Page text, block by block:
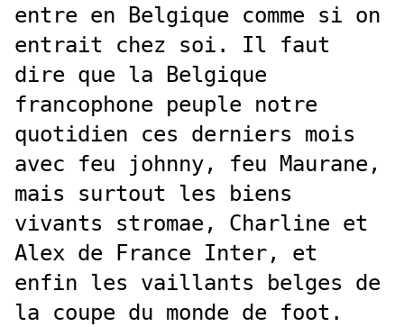
entre en Belgique comme si on
entrait chez soi. Il faut
dire que la Belgique
francophone peuple notre
quotidien ces derniers mois
avec feu johnny, feu Maurane,
mais surtout les biens
vivants stromae, Charline et
Alex de France Inter, et
enfin les vaillants belges de
la coupe du monde de foot.